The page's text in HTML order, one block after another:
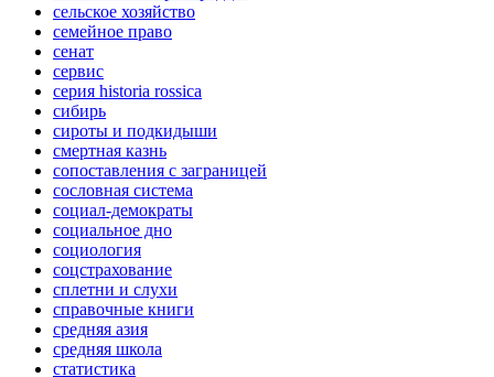
сельское хозяйство
семейное право
сенат
сервис
серия historia rossica
сибирь
сироты и подкидыши
смертная казнь
сопоставления с заграницей
сословная система
социал-демократы
социальное дно
социология
соцстрахование
сплетни и слухи
справочные книги
средняя азия
средняя школа
статистика